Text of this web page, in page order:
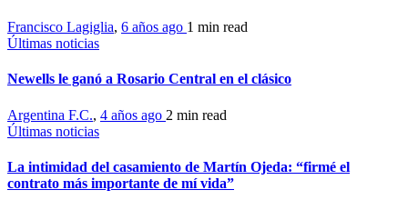
Francisco Lagiglia, 6 años ago 1 min read
Últimas noticias
Newells le ganó a Rosario Central en el clásico
Argentina F.C., 4 años ago 2 min read
Últimas noticias
La intimidad del casamiento de Martín Ojeda: “firmé el
contrato más importante de mí vida”